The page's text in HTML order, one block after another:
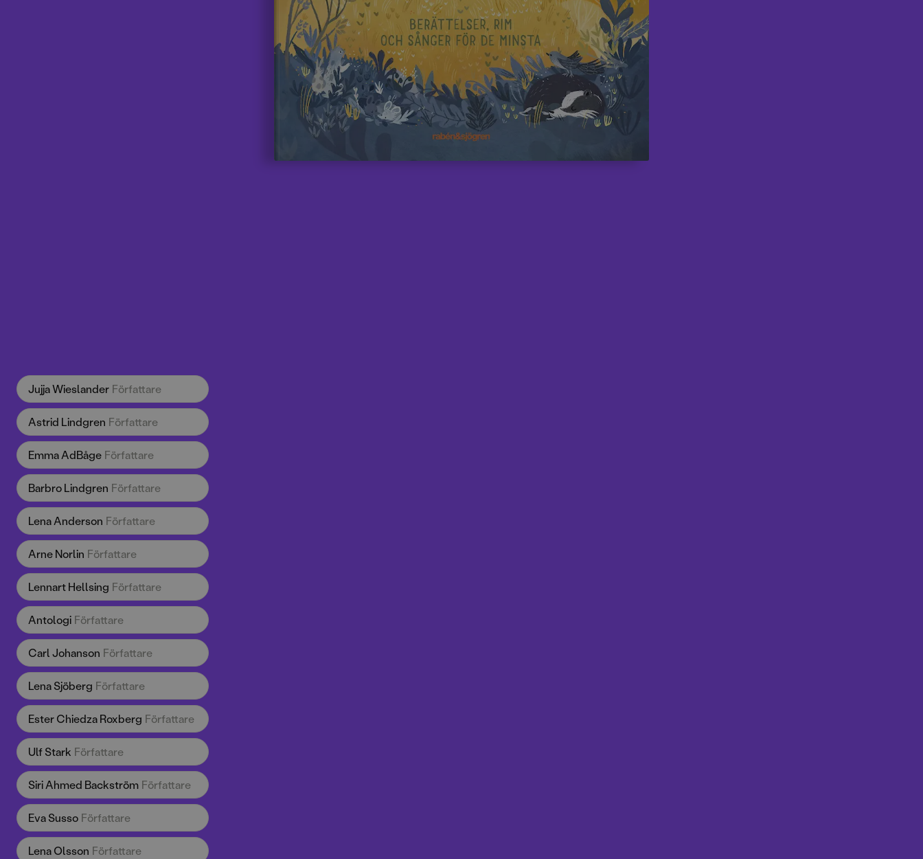
Jujja Wieslander Författare
Astrid Lindgren Författare
Emma AdBåge Författare
Barbro Lindgren Författare
Lena Anderson Författare
Arne Norlin Författare
Lennart Hellsing Författare
Antologi Författare
Carl Johanson Författare
Lena Sjöberg Författare
Ester Chiedza Roxberg Författare
Ulf Stark Författare
Siri Ahmed Backström Författare
Eva Susso Författare
Lena Olsson Författare